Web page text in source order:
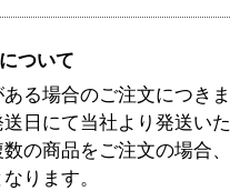
ついて
る場合のご注文につき
送日にて当社より発送い
数の商品をご注文の場合
ります。